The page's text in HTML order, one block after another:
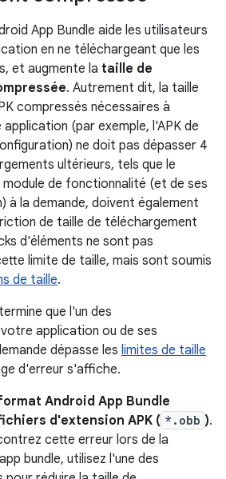
App Bundle aide les utilisateurs
en ne téléchargeant que les
et augmente la taille de
. Autrement dit, la taille
compressés nécessaires à
(par exemple, l'APK de
ne doit pas dépasser 4
ultérieurs, tels que le
de fonctionnalité (et de ses
à la demande, doivent également
de taille de téléchargement
d'éléments ne sont pas
limite de taille, mais sont soumis
de taille.
que l'un des
application ou de ses
dépasse les limites de taille
d'erreur s'affiche.
Android App Bundle
d'extension APK ( *.obb ).
cette erreur lors de la
bundle, utilisez l'une des